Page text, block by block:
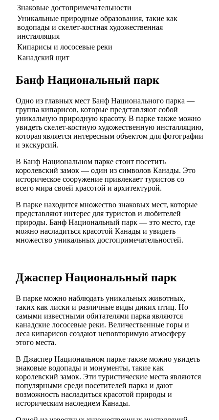
Знаковые достопримечательности
Уникальные природные образования, такие как
водопады и скелет-костная художественная
инсталляция
Кипарисы и лососевые реки
Канадский щит
Банф Национальный парк
Одно из главных мест Банф Национального парка —
группа кипарисов, которые представляют собой
уникальную природную красоту. В парке также можно
увидеть скелет-костную художественную инсталляцию,
которая является интересным объектом для фотографии
и экскурсий.
В Банф Национальном парке стоит посетить
королевский замок — один из символов Канады. Это
историческое сооружение привлекает туристов со
всего мира своей красотой и архитектурой.
В парке находится множество знаковых мест, которые
представляют интерес для туристов и любителей
природы. Банф Национальный парк — это место, где
можно насладиться красотой Канады и увидеть
множество уникальных достопримечательностей.
Джаспер Национальный парк
В парке можно наблюдать уникальных животных,
таких как лиски и различные виды диких птиц. Но
самыми известными обитателями парка являются
канадские лососевые реки. Величественные горы и
леса кипарисов создают неповторимую атмосферу
этого места.
В Джаспер Национальном парке также можно увидеть
знаковые водопады и монументы, такие как
королевский замок. Эти туристические места являются
популярными среди посетителей парка и дают
возможность насладиться красотой природы и
историческим наследием Канады.